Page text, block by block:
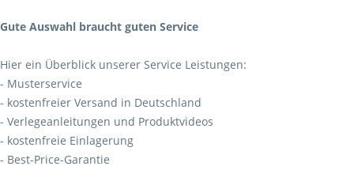
Gute Auswahl braucht guten Service
Hier ein Überblick unserer Service Leistungen:
- Musterservice
- kostenfreier Versand in Deutschland
- Verlegeanleitungen und Produktvideos
- kostenfreie Einlagerung
- Best-Price-Garantie